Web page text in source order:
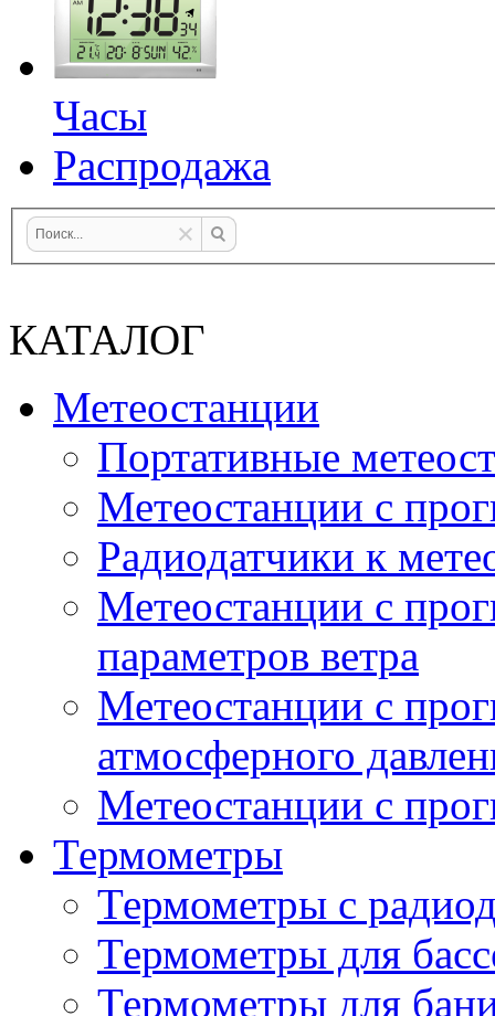
Часы
Распродажа
КАТАЛОГ
Метеостанции
Портативные
Метеостанции с
Радиодатчики к
Метеостанции с
параметров ветра
Метеостанции с
атмосферного
Метеостанции с
Термометры
Термометры с
Термометры для
Термометры для